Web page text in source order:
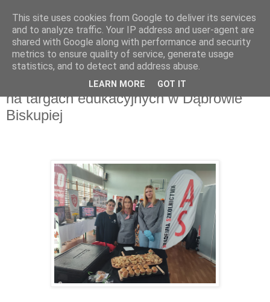
AS Inowrocław
środa, 26 marca 2025
Akademia Szkolnictwa AS Inowrocław
na targach edukacyjnych w Dąbrowie
Biskupiej
This site uses cookies from Google to deliver its services
and to analyze traffic. Your IP address and user-agent are
shared with Google along with performance and security
metrics to ensure quality of service, generate usage
statistics, and to detect and address abuse.
LEARN MORE GOT IT